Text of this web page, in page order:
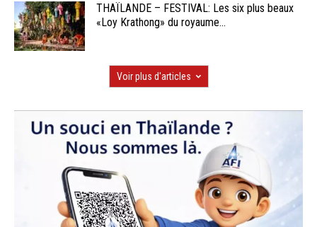
THAÏLANDE – FESTIVAL: Les six plus beaux
«Loy Krathong» du royaume...
Voir plus d'articles